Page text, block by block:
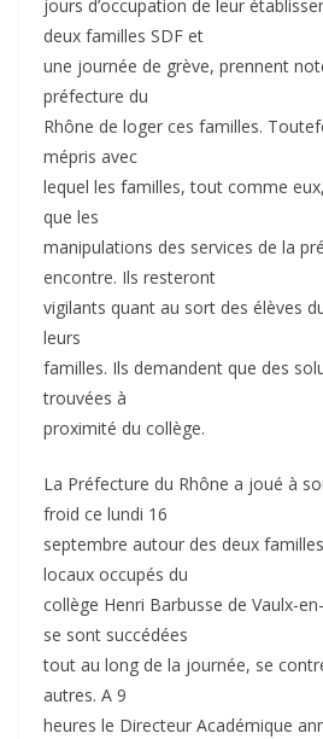
jours d’occupation de leur
deux familles SDF et
une journée de grève, prennent
préfecture du
Rhône de loger ces familles.
mépris avec
lequel les familles, tout comme
que les
manipulations des services de la
encontre. Ils resteront
vigilants quant au sort des élèves
leurs
familles. Ils demandent que des
trouvées à
proximité du collège.
La Préfecture du Rhône a joué à
froid ce lundi 16
septembre autour des deux
locaux occupés du
collège Henri Barbusse de Vaulx-
se sont succédées
tout au long de la journée, se
autres. A 9
heures le Directeur Académique